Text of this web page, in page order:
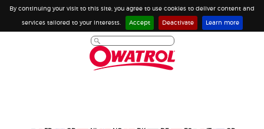
By continuing your visit to this site, you agree to use cookies to deliver content and
services tailored to your interests. Accept Deactivate Learn more